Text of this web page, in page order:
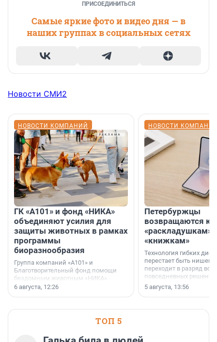
ПРИСОЕДИНИТЬСЯ
Самые яркие фото и видео дня — в
наших группах в социальных сетях
Новости СМИ2
НОВОСТИ КОМПАНИЙ
ГК «А101» и фонд «НИКА»
объединяют усилия для
защиты животных в рамках
программы
биоразнообразия
Группа компаний «А101» и
Благотворительный фонд помощи
бездомным животным «НИКА»
заключили соглашение о
6 августа, 12:26
НОВОСТИ
Петербуржцы
возвращаются к
«раскладушкам»
«книжкам»
Технология гибких
перестает быть
переходит в разряд
повседневных
5 августа, 13:56
ТОП 5